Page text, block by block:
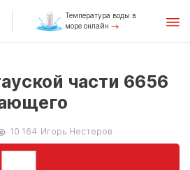
Температура воды в
море онлайн
части 6656
10 164 Игорь Нестеров